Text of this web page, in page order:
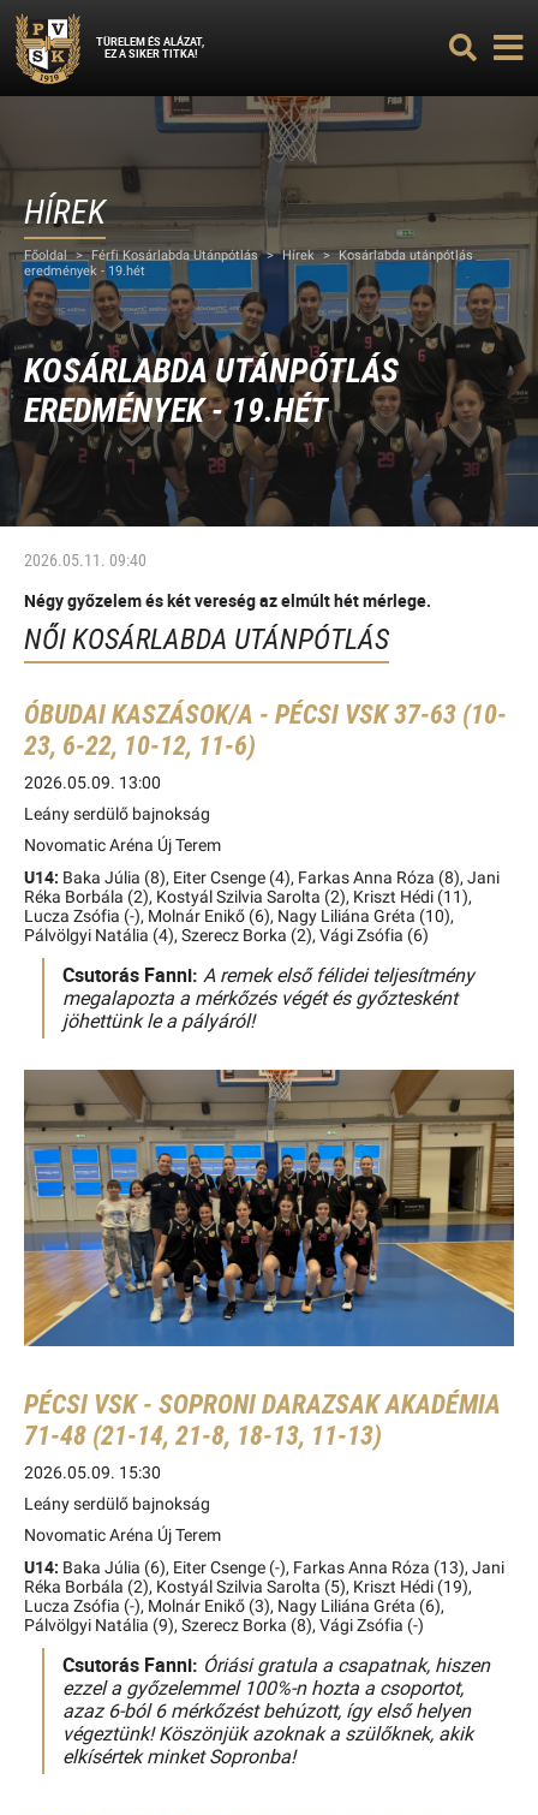
TÜRELEM ÉS ALÁZAT,
EZ A SIKER TITKA!
HÍREK
Főoldal > Férfi Kosárlabda Utánpótlás > Hírek > Kosárlabda utánpótlás
eredmények - 19.hét
KOSÁRLABDA UTÁNPÓTLÁS
EREDMÉNYEK - 19.HÉT
2026.05.11. 09:40
Négy győzelem és két vereség az elmúlt hét mérlege.
NŐI KOSÁRLABDA UTÁNPÓTLÁS
ÓBUDAI KASZÁSOK/A - PÉCSI VSK 37-63 (10-
23, 6-22, 10-12, 11-6)
2026.05.09. 13:00
Leány serdülő bajnokság
Novomatic Aréna Új Terem
U14: Baka Júlia (8), Eiter Csenge (4), Farkas Anna Róza (8), Jani
Réka Borbála (2), Kostyál Szilvia Sarolta (2), Kriszt Hédi (11),
Lucza Zsófia (-), Molnár Enikő (6), Nagy Liliána Gréta (10),
Pálvölgyi Natália (4), Szerecz Borka (2), Vági Zsófia (6)
Csutorás Fanni: A remek első félidei teljesítmény
megalapozta a mérkőzés végét és győztesként
jöhettünk le a pályáról!
PÉCSI VSK - SOPRONI DARAZSAK AKADÉMIA
71-48 (21-14, 21-8, 18-13, 11-13)
2026.05.09. 15:30
Leány serdülő bajnokság
Novomatic Aréna Új Terem
U14: Baka Júlia (6), Eiter Csenge (-), Farkas Anna Róza (13), Jani
Réka Borbála (2), Kostyál Szilvia Sarolta (5), Kriszt Hédi (19),
Lucza Zsófia (-), Molnár Enikő (3), Nagy Liliána Gréta (6),
Pálvölgyi Natália (9), Szerecz Borka (8), Vági Zsófia (-)
Csutorás Fanni: Óriási gratula a csapatnak, hiszen
ezzel a győzelemmel 100%-n hozta a csoportot,
azaz 6-ból 6 mérkőzést behúzott, így első helyen
végeztünk! Köszönjük azoknak a szülőknek, akik
elkísértek minket Sopronba!